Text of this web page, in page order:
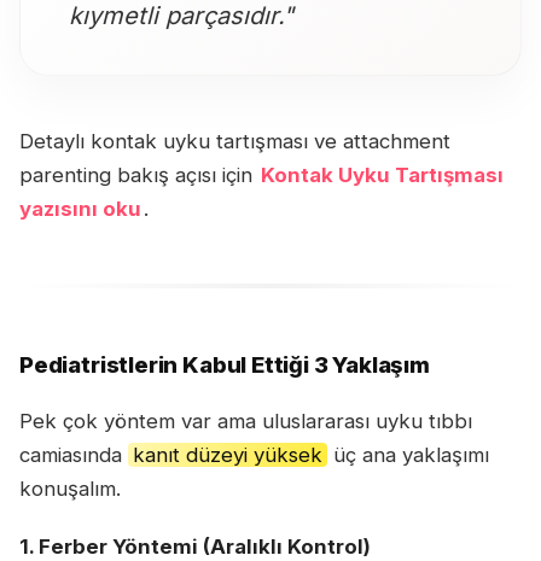
kıymetli parçasıdır."
Detaylı kontak uyku tartışması ve attachment
parenting bakış açısı için Kontak Uyku Tartışması
yazısını oku .
Pediatristlerin Kabul Ettiği 3 Yaklaşım
Pek çok yöntem var ama uluslararası uyku tıbbı
camiasında kanıt düzeyi yüksek üç ana yaklaşımı
konuşalım.
1. Ferber Yöntemi (Aralıklı Kontrol)